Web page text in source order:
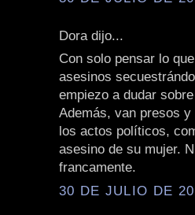
Dora dijo...
Con solo pensar lo
asesinos
empiezo a dudar
Además, van presos
los actos políticos,
asesino de su mujer.
francamente.
30 DE JULIO DE